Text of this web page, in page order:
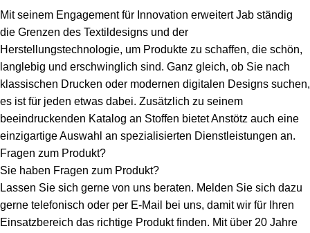
Mit seinem Engagement für Innovation erweitert Jab ständig
die Grenzen des Textildesigns und der
Herstellungstechnologie, um Produkte zu schaffen, die schön,
langlebig und erschwinglich sind. Ganz gleich, ob Sie nach
klassischen Drucken oder modernen digitalen Designs suchen,
es ist für jeden etwas dabei. Zusätzlich zu seinem
beeindruckenden Katalog an Stoffen bietet Anstötz auch eine
einzigartige Auswahl an spezialisierten Dienstleistungen an.
Fragen zum Produkt?
Sie haben Fragen zum Produkt?
Lassen Sie sich gerne von uns beraten. Melden Sie sich dazu
gerne telefonisch oder per E-Mail bei uns, damit wir für Ihren
Einsatzbereich das richtige Produkt finden. Mit über 20 Jahre